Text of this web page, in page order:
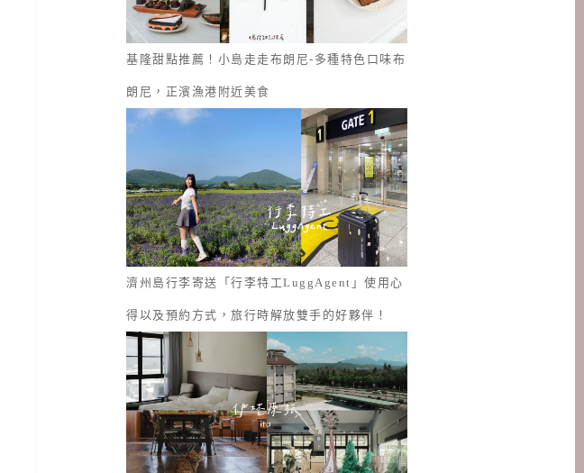
基隆甜點推薦！小島走走布朗尼-多種特色口味布
朗尼，正濱漁港附近美食
濟州島行李寄送「行李特工LuggAgent」使用心
得以及預約方式，旅行時解放雙手的好夥伴！